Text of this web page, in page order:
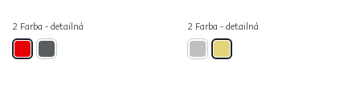
2 Farba - detailná 2 Farba - detailná